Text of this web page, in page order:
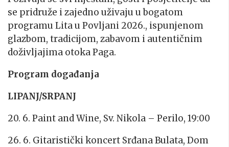
se pridruže i zajedno uživaju u bogatom
programu Lita u Povljani 2026., ispunjenom
glazbom, tradicijom, zabavom i autentičnim
doživljajima otoka Paga.
Program događanja
LIPANJ/SRPANJ
20. 6. Paint and Wine, Sv. Nikola – Perilo, 19:00
26. 6. Gitaristički koncert Srđana Bulata, Dom